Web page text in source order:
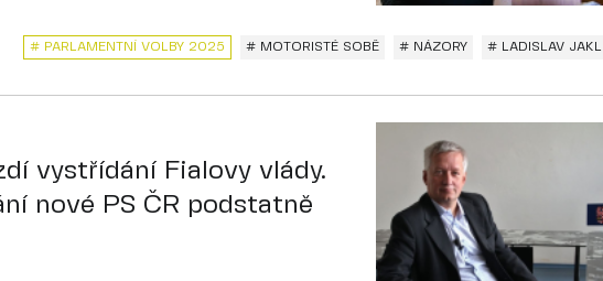
# MOTORISTÉ SOBĚ # NÁZORY
# PARLAMENTNÍ VOLBY 2025 # LADISLAV JAKL
vystřídání Fialovy vlády.
nové PS ČR podstatně